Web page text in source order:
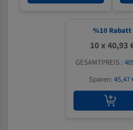
%10 Rabatt
10 x 40,93
GESAMTPREIS :
Sparen:45,47